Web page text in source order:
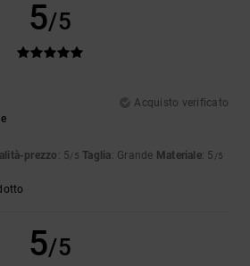
5/5
Acquisto verificato
prezzo : 5/5 Taglia: Grande Materiale: 5 /5
5/5